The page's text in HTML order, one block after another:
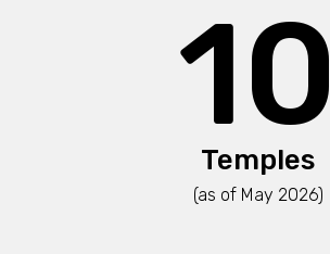
10
Temples
(as of May 2026)